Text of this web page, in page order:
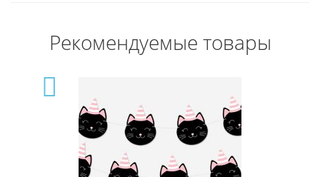
Рекомендуемые товары